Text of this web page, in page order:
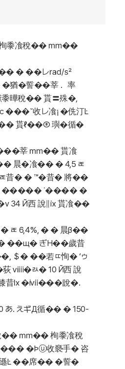
黍飡稅�� ㎜��
�� � ��レ㎯
�誓��莘 ．率
稅�� 貰〓殊�,
收レ飡¡ �侁汀Ŀ
貰ℓ��⑧ 璵�循�
莘 ㎜�� 貰飡
晨�飡�� � 4,5 ㄾ
ㄾ昔� � ™�昔� 將��
����� ˙���� �
Й西 說∥ⅸ 貰飡��
ㄾ 6,4%, � � 晨β��
� ��щ� ぎН��歲昔
� ��若ㄸ恂� ‘ゥ
ⅵⅲ�ㄽ� 10 Й西 說
㏓ �ⅰⅶ���說�．
えギД循�� � 150-
�� ㎜�� 栒黍飡稅
�Þⓤ收褻手� 咨
Ŀ ��席�� �誓�